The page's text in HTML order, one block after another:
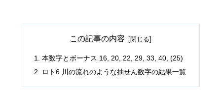
この記事の内容
本数字とボーナス 16, 20, 22, 29, 33, 40, (25)
ロト6 川の流れのような抽せん数字の結果一覧